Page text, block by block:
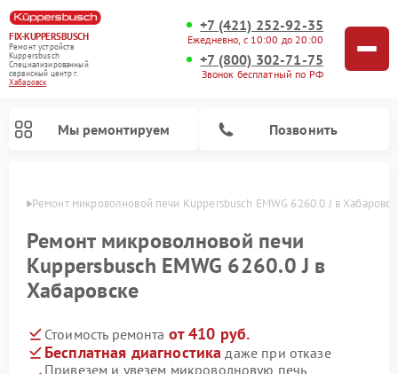
FIX-KUPPERSBUSCH
Ремонт устройств
Kuppersbusch
Специализированный
cервисный центр г.
Хабаровск
+7 (421) 252-92-35
Ежедневно, с 10:00 до 20:00
+7 (800) 302-71-75
Звонок бесплатный по РФ
Мы ремонтируем Позвонить
Ремонт микроволновой печи Kuppersbusch EMWG 6260.0 J в
Ремонт микроволновой печи
Kuppersbusch EMWG 6260.0 J в
Хабаровске
Стоимость ремонта от 410 руб.
Бесплатная диагностика даже при отказе
Привезем и увезем микроволновую печь